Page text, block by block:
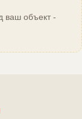
ваш объект -